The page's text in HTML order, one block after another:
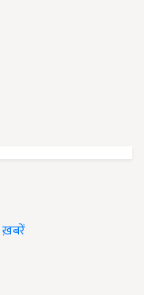
ख़बरें